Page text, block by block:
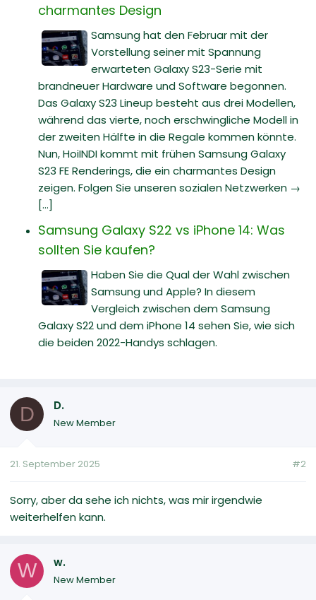
charmantes Design
Samsung hat den Februar mit der
Vorstellung seiner mit Spannung
erwarteten Galaxy S23-Serie mit
brandneuer Hardware und Software begonnen.
Das Galaxy S23 Lineup besteht aus drei Modellen,
während das vierte, noch erschwingliche Modell in
der zweiten Hälfte in die Regale kommen könnte.
Nun, HoiINDI kommt mit frühen Samsung Galaxy
S23 FE Renderings, die ein charmantes Design
zeigen. Folgen Sie unseren sozialen Netzwerken →
[...]
Samsung Galaxy S22 vs iPhone 14: Was
sollten Sie kaufen?
Haben Sie die Qual der Wahl zwischen
Samsung und Apple? In diesem
Vergleich zwischen dem Samsung
Galaxy S22 und dem iPhone 14 sehen Sie, wie sich
die beiden 2022-Handys schlagen.
D D.
New Member
21. September 2025 #2
Sorry, aber da sehe ich nichts, was mir irgendwie
weiterhelfen kann.
W w.
New Member